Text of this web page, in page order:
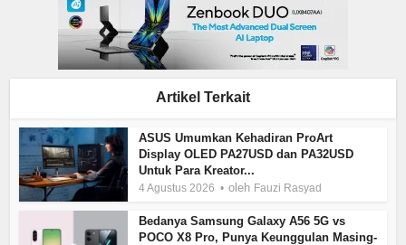
Artikel Terkait
ASUS Umumkan Kehadiran ProArt
Display OLED PA27USD dan PA32USD
Untuk Para Kreator...
4 Agustus 2026 oleh Fauzi Rasyad
Bedanya Samsung Galaxy A56 5G vs
POCO X8 Pro, Punya Keunggulan Masing-